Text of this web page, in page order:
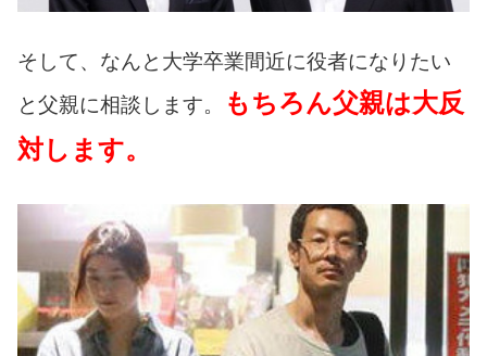
そして、なんと大学卒業間近に役者になりたい
と父親に相談します。
もちろん父親は大反
対します。